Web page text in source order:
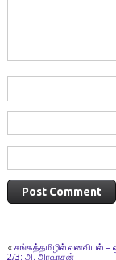
« சங்கத்தமிழில் வனவியல் –
2/3: அ. அரவரசன்